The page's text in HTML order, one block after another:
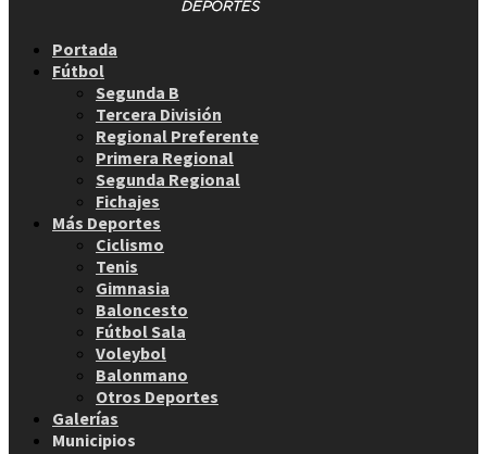
Portada
Fútbol
Segunda B
Tercera División
Regional Preferente
Primera Regional
Segunda Regional
Fichajes
Más Deportes
Ciclismo
Tenis
Gimnasia
Baloncesto
Fútbol Sala
Voleybol
Balonmano
Otros Deportes
Galerías
Municipios